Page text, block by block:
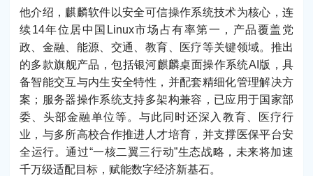
他介绍，麒麟软件以安全可信操作系统技术为核心，连
续14年位居中国Linux市场占有率第一，产品覆盖党
政、金融、能源、交通、教育、医疗等关键领域。推出
的多款旗舰产品，包括银河麒麟桌面操作系统AI版，具
备智能交互与内生安全特性，并配套精细化管理解决方
案；服务器操作系统支持多架构兼容，已应用于国家部
委、头部金融单位等。与此同时还深入教育、医疗行
业，与多所高校合作推进人才培育，并支撑医保平台安
全运行。通过“一核二翼三行动”生态战略，未来将加速
千万级适配目标，赋能数字经济新基石。